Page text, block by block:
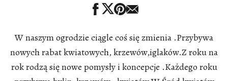
W naszym ogrodzie ciągle coś się zmienia .Przybywa
nowych rabat kwiatowych, krzewów,iglaków.Z roku na
rok rodzą się nowe pomysły i koncepcje .Każdego roku